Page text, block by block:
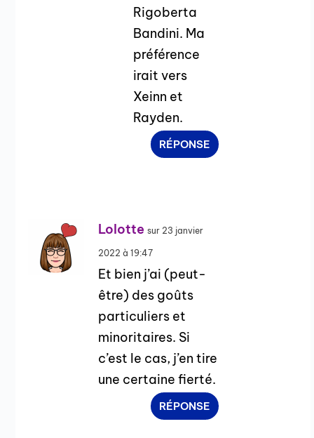
Rigoberta
Bandini. Ma
préférence
irait vers
Xeinn et
Rayden.
RÉPONSE
Lolotte sur 23 janvier
2022 à 19:47
Et bien j’ai (peut-
être) des goûts
particuliers et
minoritaires. Si
c’est le cas, j’en tire
une certaine fierté.
RÉPONSE